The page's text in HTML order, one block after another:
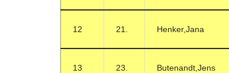
12 21. Henker,Jana
13 23. Butenandt,Jens